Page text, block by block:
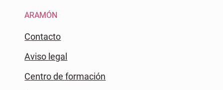
ARAMÓN
Contacto
Aviso legal
Centro de formación